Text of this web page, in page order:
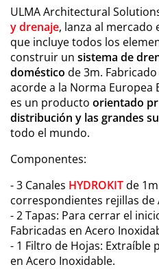
ULMA Architectural
y drenaje, lanza al mercado
que incluye todos los
construir un sistema de
doméstico de 3m.
acorde a la Norma Europea
es un producto orientado
distribución y las grandes
todo el mundo.
Componentes:
- 3 Canales HYDROKITde
correspondientes rejillas de
- 2 Tapas: Para cerrar el
Fabricadas en Acero
- 1 Filtro de Hojas: Extraíble
en Acero Inoxidable.